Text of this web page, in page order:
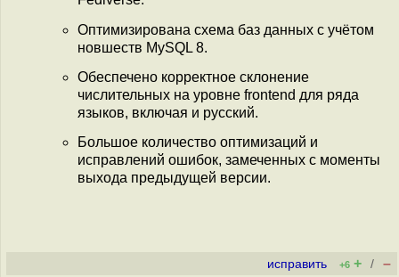
Оптимизирована схема баз данных с учётом
новшеств MySQL 8.
Обеспечено корректное склонение
числительных на уровне frontend для ряда
языков, включая и русский.
Большое количество оптимизаций и
исправлений ошибок, замеченных с моменты
выхода предыдущей версии.
исправить +6 + / –